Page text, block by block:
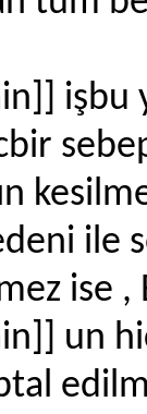
ile
ise
un